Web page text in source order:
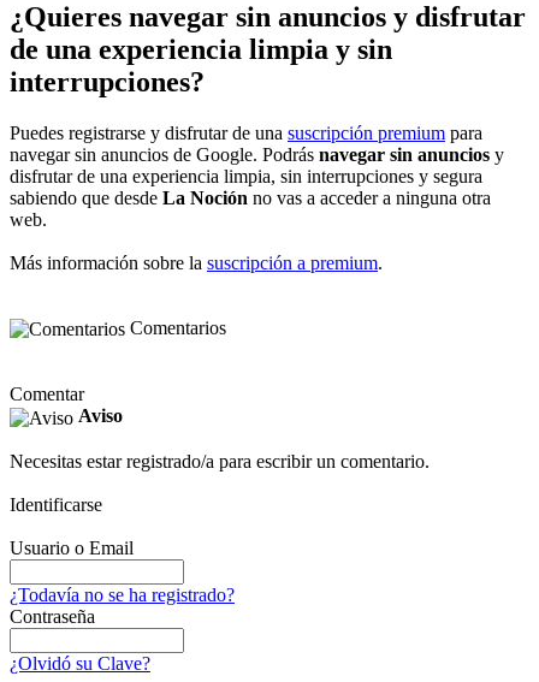
¿Quieres navegar sin anuncios y disfrutar
de una experiencia limpia y sin
interrupciones?
Puedes registrarse y disfrutar de una suscripción premium para
navegar sin anuncios de Google. Podrás navegar sin anuncios y
disfrutar de una experiencia limpia, sin interrupciones y segura
sabiendo que desde La Noción no vas a acceder a ninguna otra
web.
Más información sobre la suscripción a premium.
Comentarios
Comentar
Aviso
Necesitas estar registrado/a para escribir un comentario.
Identificarse
Usuario o Email
¿Todavía no se ha registrado?
Contraseña
¿Olvidó su Clave?